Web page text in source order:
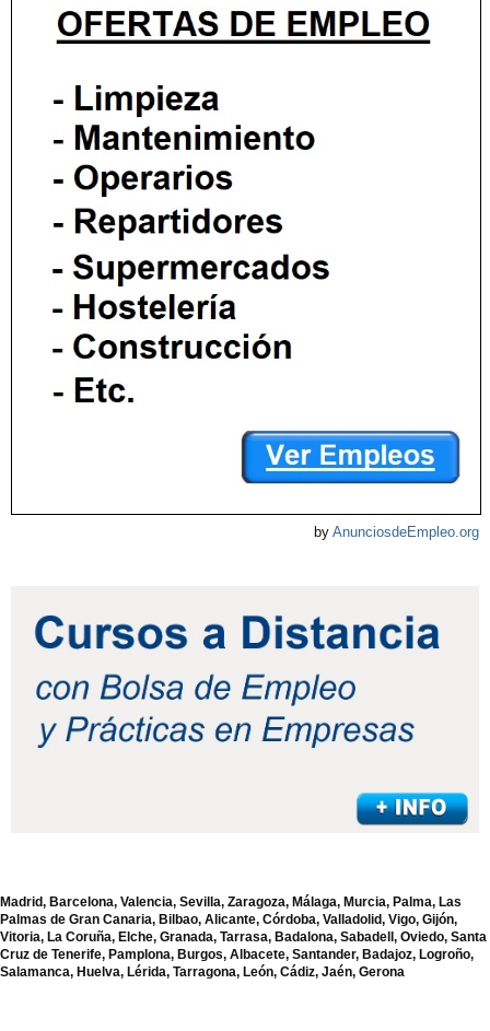
by AnunciosdeEmpleo.org
Madrid, Barcelona, Valencia, Sevilla, Zaragoza, Málaga, Murcia, Palma, Las
Palmas de Gran Canaria, Bilbao, Alicante, Córdoba, Valladolid, Vigo, Gijón,
Vitoria, La Coruña, Elche, Granada, Tarrasa, Badalona, Sabadell, Oviedo, Santa
Cruz de Tenerife, Pamplona, Burgos, Albacete, Santander, Badajoz, Logroño,
Salamanca, Huelva, Lérida, Tarragona, León, Cádiz, Jaén, Gerona